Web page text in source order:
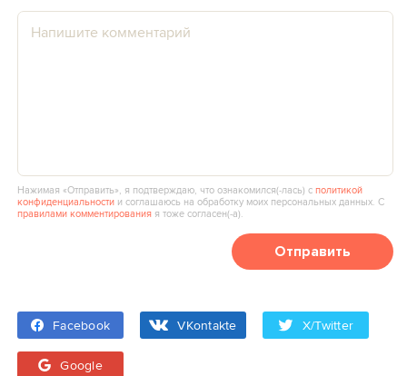
Нажимая «Отправить», я подтверждаю, что ознакомился(‑лась) сполитикой
конфиденциальности и соглашаюсь на обработку моих персональных данных. С
правилами комментирования я тоже согласен(‑а).
Отправить
Facebook VKontakte X/Twitter
Google